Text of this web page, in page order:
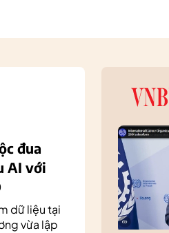
đua
AI với
dữ liệu tại
vừa lập